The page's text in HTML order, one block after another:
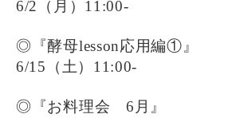
6/2（月）11:00-
◎『酵母lesson応用編①』
6/15（土）11:00-
◎『お料理会 6月』